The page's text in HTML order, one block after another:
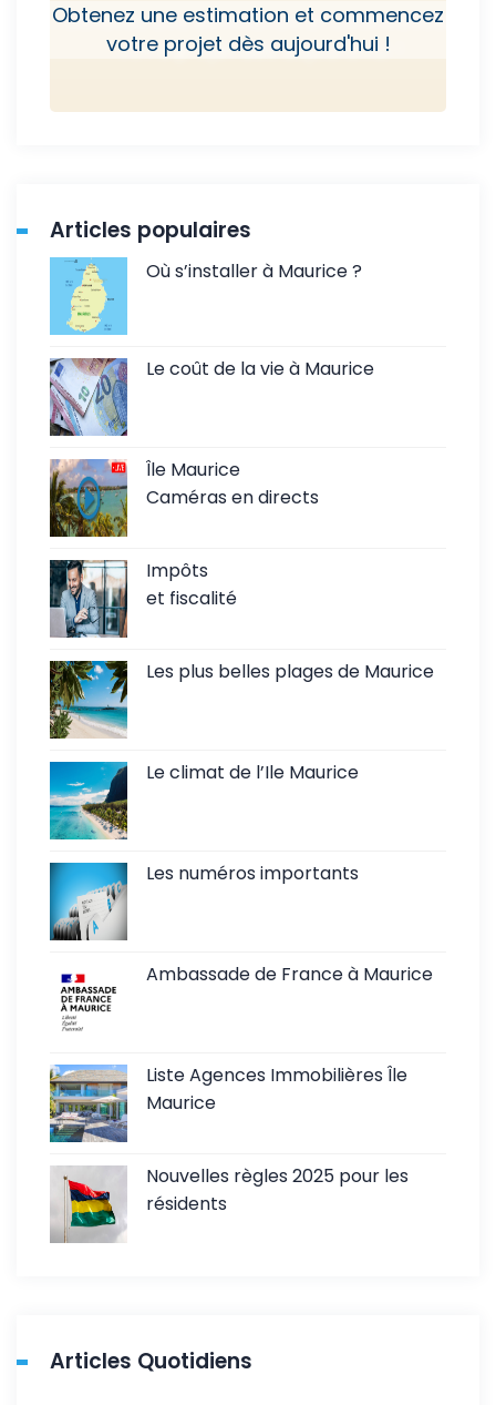
Obtenez une estimation et commencez
votre projet dès aujourd'hui !
Articles populaires
Où s’installer à Maurice ?
Le coût de la vie à Maurice
Île Maurice
Caméras en directs
Impôts
et fiscalité
Les plus belles plages de Maurice
Le climat de l’Ile Maurice
Les numéros importants
Ambassade de France à Maurice
Liste Agences Immobilières Île
Maurice
Nouvelles règles 2025 pour les
résidents
Articles Quotidiens